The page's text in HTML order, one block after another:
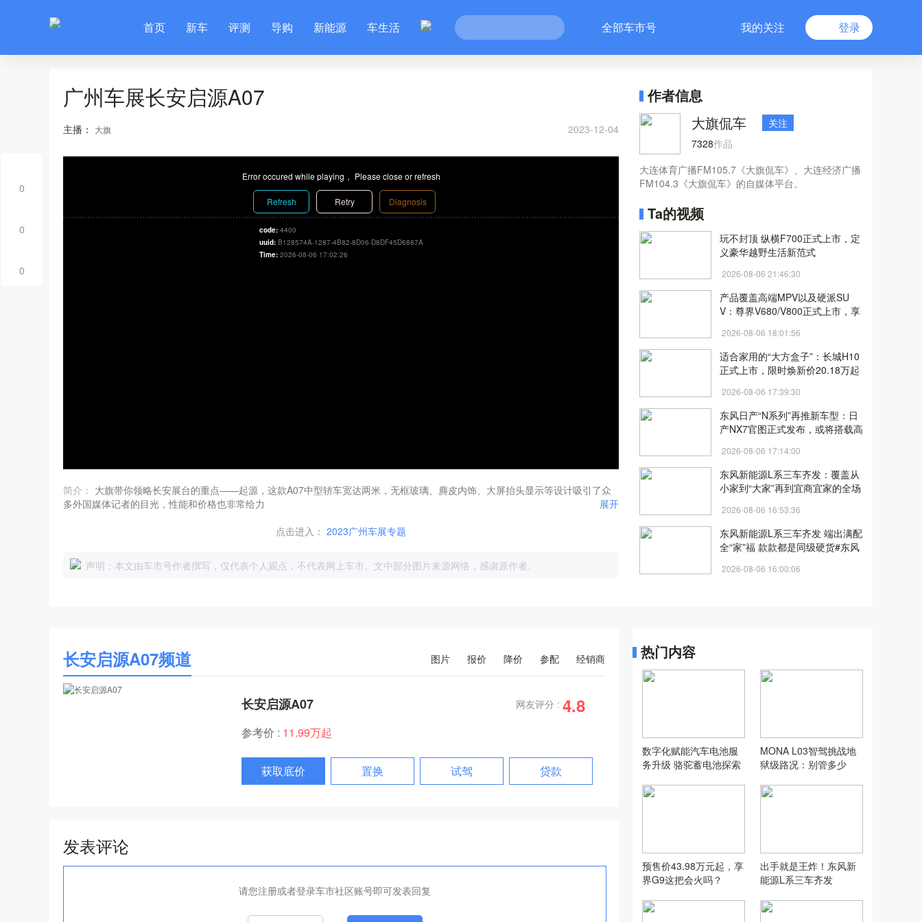
首页 新车 评测 导购 新能源 车生活 全部车市号 我的关注 登录
0
0
0
广州车展长安启源A07
主播： 大旗 2023-12-04
Error occured while playing， Please close or refresh
Refresh Retry Diagnosis
code: 4400
uuid: B128574A-1287-4B82-8D06-D8DF45D6887A
Time: 2026-08-06 17:02:26
简介： 大旗带你领略长安展台的重点——起源，这款A07中型轿车宽达两米，无框玻璃、麂皮内饰、大屏抬头显示等设计吸引了众
多外国媒体记者的目光，性能和价格也非常给力
展开
点击进入： 2023广州车展专题
声明：本文由车市号作者撰写，仅代表个人观点，不代表网上车市。文中部分图片来源网络，感谢原作者。
作者信息
大旗侃车
关注
7328作品
大连体育广播FM105.7《大旗侃车》、大连经济广播
FM104.3《大旗侃车》的自媒体平台。
Ta的视频
玩不封顶 纵横F700正式上市，定
义豪华越野生活新范式
2026-08-06 21:46:30
产品覆盖高端MPV以及硬派SU
V：尊界V680/V800正式上市，享
2026-08-06 18:01:56
适合家用的“大方盒子”：长城H10
正式上市，限时焕新价20.18万起
2026-08-06 17:39:30
东风日产“N系列”再推新车型：日
产NX7官图正式发布，或将搭载高
2026-08-06 17:14:00
东风新能源L系三车齐发：覆盖从
小家到“大家”再到宜商宜家的全场
2026-08-06 16:53:36
东风新能源L系三车齐发 端出满配
全“家”福 款款都是同级硬货#东风
2026-08-06 16:00:06
长安启源A07频道 经销商
参配
降价
报价
图片
长安启源A07 网友评分 : 4.8
参考价 : 11.99万起
获取底价 置换 试驾 贷款
发表评论
请您注册或者登录车市社区账号即可发表回复
热门内容
数字化赋能汽车电池服
务升级 骆驼蓄电池探索
MONA L03智驾挑战地
狱级路况：别管多少
驾
预售价43.98万元起，享
界G9这把会火吗？
出手就是王炸！东风新
能源L系三车齐发